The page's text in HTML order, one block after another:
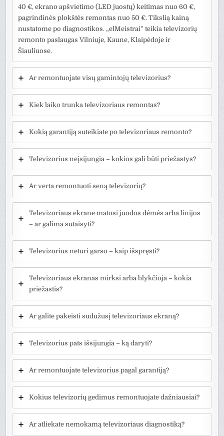
40 €, ekrano apšvietimo (LED juostų) keitimas nuo 60 €,
pagrindinės plokštės remontas nuo 50 €. Tikslią kainą
nustatome po diagnostikos. „elMeistrai” teikia televizorių
remonto paslaugas Vilniuje, Kaune, Klaipėdoje ir
Šiauliuose.
Ar remontuojate visų gamintojų televizorius?
Kiek laiko trunka televizoriaus remontas?
Kokią garantiją suteikiate po televizoriaus remonto?
Televizorius neįsijungia – kokios gali būti priežastys?
Ar verta remontuoti seną televizorių?
Televizoriaus ekrane matosi juodos dėmės arba linijos
– ar galima sutaisyti?
Televizorius neturi garso – kaip išspręsti?
Televizoriaus ekranas mirksi arba blykčioja – kokia
priežastis?
Ar galite pakeisti sudužusį televizoriaus ekraną?
Televizorius pats išsijungia – ką daryti?
Ar remontuojate televizorius pagal garantiją?
Kokius televizorių gedimus remontuojate dažniausiai?
Ar atliekate nemokamą televizoriaus diagnostiką?